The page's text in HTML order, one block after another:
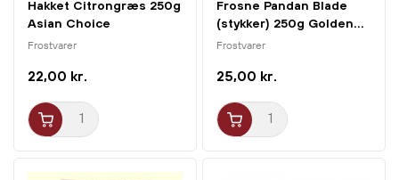
Hakket Citrongræs 250g
Asian Choice
Frostvarer
22,00 kr.
Frosne Pandan Blade
(stykker) 250g Golden...
Frostvarer
25,00 kr.